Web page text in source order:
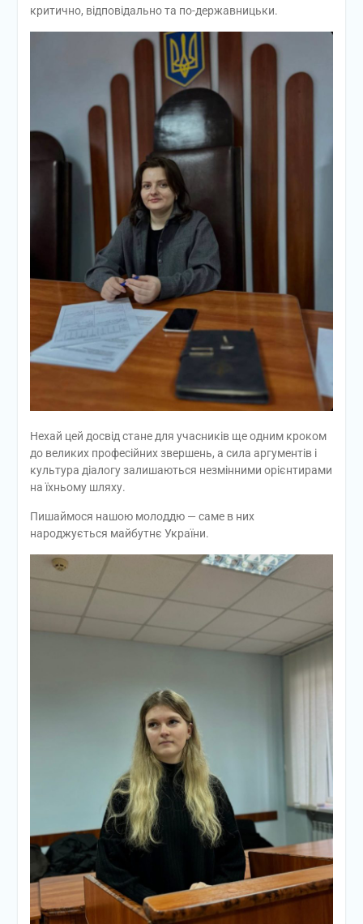
критично, відповідально та по-державницьки.
Нехай цей досвід стане для учасників ще одним кроком
до великих професійних звершень, а сила аргументів і
культура діалогу залишаються незмінними орієнтирами
на їхньому шляху.
Пишаймося нашою молоддю — саме в них
народжується майбутнє України.